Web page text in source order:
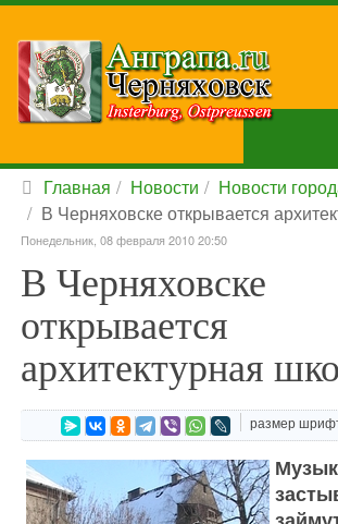
Главная Новости
Новости
В Черняховске открывается
Понедельник, 08 февраля 2010 20:50
В Черняховске
открывается
архитектурная
размер